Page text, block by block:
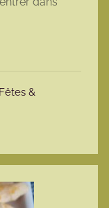
Fêtes &